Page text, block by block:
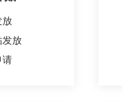
放
发放
请